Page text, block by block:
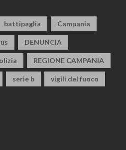
battipaglia Campania
DENUNCIA
REGIONE CAMPANIA
serie b vigili del fuoco